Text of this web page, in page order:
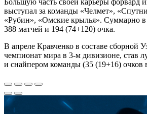
выступал за команды «Челмет»,
«Рубин», «Омские крылья». Суммарно
388 матчей и 194 (74+120) очка.
В апреле Кравченко в составе сборной
чемпионат мира в 3-м дивизионе, став
и снайпером команды (35 (19+16) очков